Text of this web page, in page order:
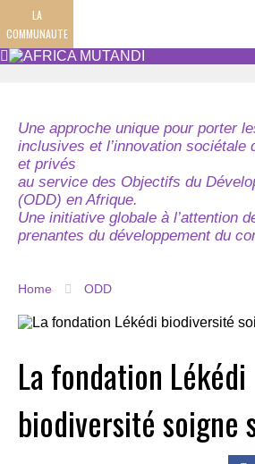
LA
COMMUNAUTE
Une approche unique pour porter
inclusives et l’innovation sociétale
et privés
au service des Objectifs du
(ODD) en Afrique.
Une initiative globale à l’attention
prenantes du développement du
Home ODD
La fondation Lékédi
biodiversité soigne